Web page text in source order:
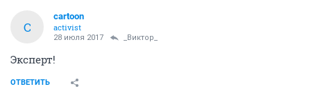
C
cartoon
activist
28 июля 2017 _Виктор_
Эксперт!
ОТВЕТИТЬ